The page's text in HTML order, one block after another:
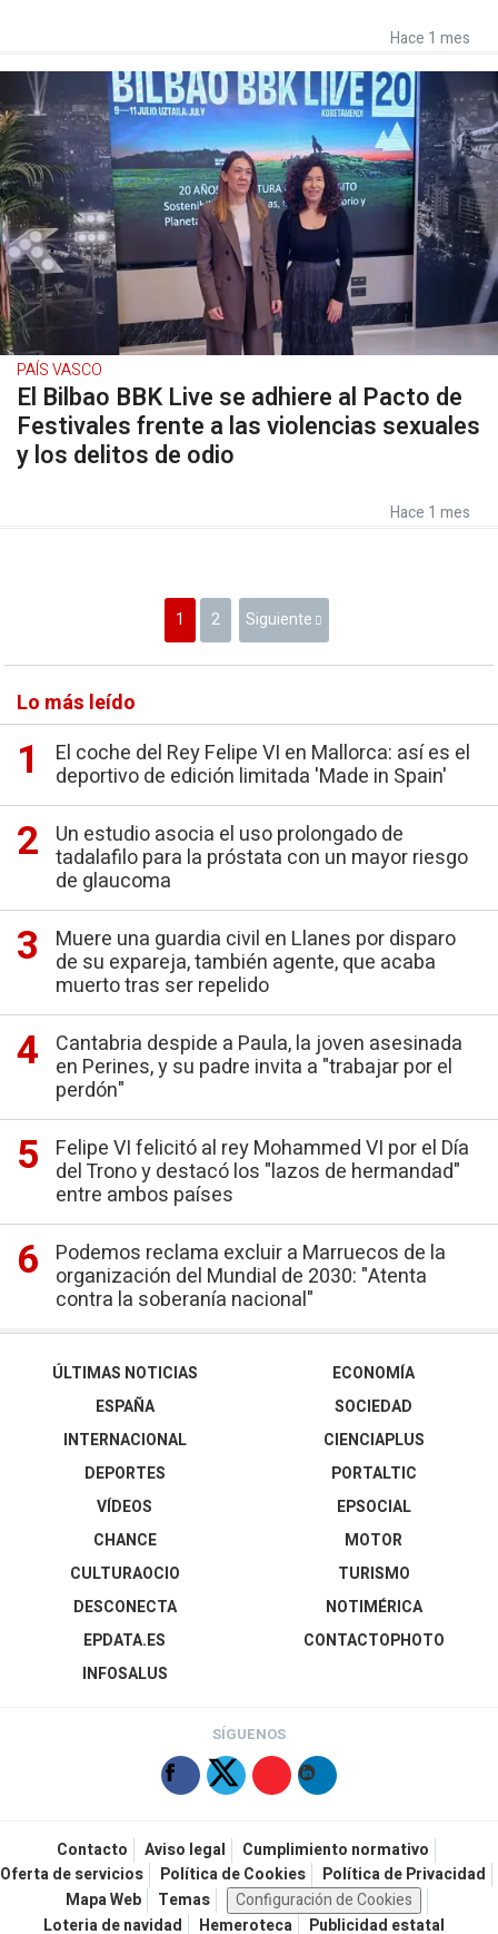
Hace 1 mes
PAÍS VASCO
El Bilbao BBK Live se adhiere al Pacto de
Festivales frente a las violencias sexuales
y los delitos de odio
Hace 1 mes
1 2 Siguiente
Lo más leído
El coche del Rey Felipe VI en Mallorca: así es el
deportivo de edición limitada 'Made in Spain'
Un estudio asocia el uso prolongado de
tadalafilo para la próstata con un mayor riesgo
de glaucoma
Muere una guardia civil en Llanes por disparo
de su expareja, también agente, que acaba
muerto tras ser repelido
Cantabria despide a Paula, la joven asesinada
en Perines, y su padre invita a "trabajar por el
perdón"
Felipe VI felicitó al rey Mohammed VI por el Día
del Trono y destacó los "lazos de hermandad"
entre ambos países
Podemos reclama excluir a Marruecos de la
organización del Mundial de 2030: "Atenta
contra la soberanía nacional"
ÚLTIMAS NOTICIAS
ESPAÑA
INTERNACIONAL
DEPORTES
VÍDEOS
ECONOMÍA
SOCIEDAD
CIENCIAPLUS
PORTALTIC
EPSOCIAL
CHANCE
CULTURAOCIO
DESCONECTA
EPDATA.ES
INFOSALUS
MOTOR
TURISMO
NOTIMÉRICA
CONTACTOPHOTO
SÍGUENOS
Contacto Aviso legal
Cumplimiento normativo
Oferta de servicios
Política de Cookies
Política de Privacidad
Mapa Web
Temas
Configuración de Cookies
Loteria de navidad
Hemeroteca Publicidad estatal